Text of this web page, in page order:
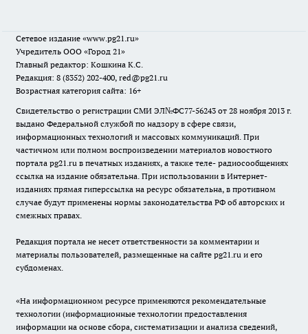
Сетевое издание «www.pg21.ru»
Учредитель ООО «Город 21»
Главный редактор: Кошкина К.С.
Редакция: 8 (8352) 202-400, red@pg21.ru
Возрастная категория сайта: 16+
Свидетельство о регистрации СМИ ЭЛ№ФС77-56243 от 28 ноября 2013 г.
выдано Федеральной службой по надзору в сфере связи,
информационных технологий и массовых коммуникаций. При
частичном или полном воспроизведении материалов новостного
портала pg21.ru в печатных изданиях, а также теле- радиосообщениях
ссылка на издание обязательна. При использовании в Интернет-
изданиях прямая гиперссылка на ресурс обязательна, в противном
случае будут применены нормы законодательства РФ об авторских и
смежных правах.
Редакция портала не несет ответственности за комментарии и
материалы пользователей, размещенные на сайте pg21.ru и его
субдоменах.
«На информационном ресурсе применяются рекомендательные
технологии (информационные технологии предоставления
информации на основе сбора, систематизации и анализа сведений,